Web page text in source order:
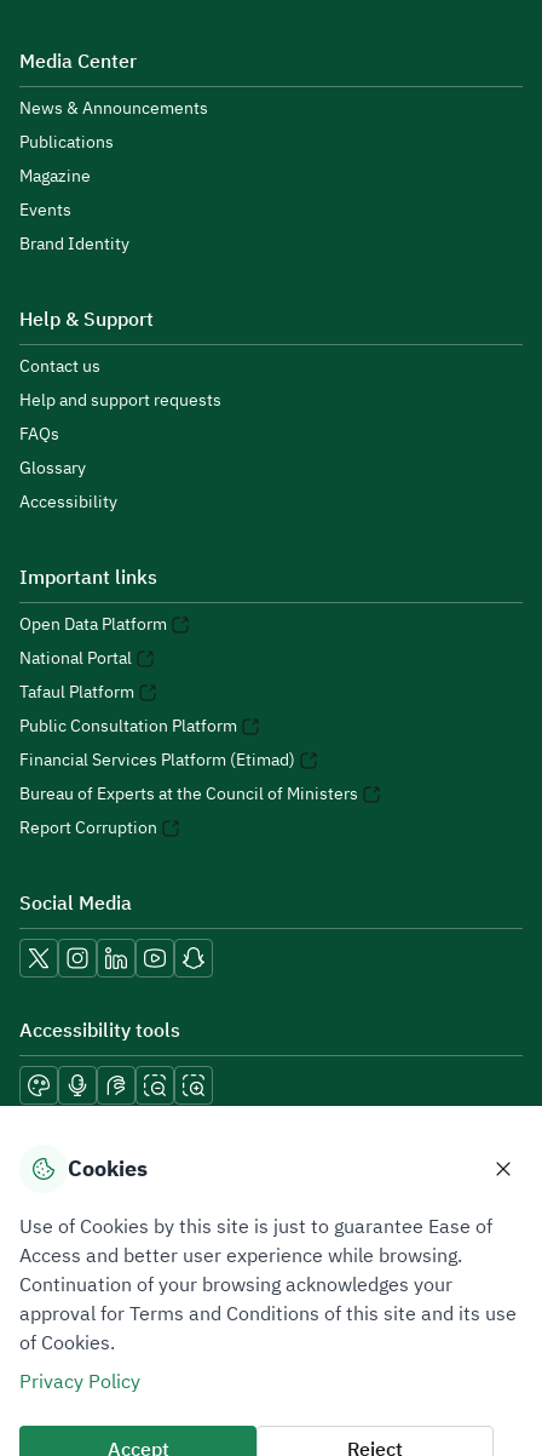
Media Center
News & Announcements
Publications
Magazine
Events
Brand Identity
Help & Support
Contact us
Help and support requests
FAQs
Glossary
Accessibility
Important links
Open Data Platform
National Portal
Tafaul Platform
Public Consultation Platform
Financial Services Platform (Etimad)
Bureau of Experts at the Council of Ministers
Report Corruption
Social Media
Accessibility tools
Download mobile applications
Privacy PolicyTerms of UseSite Map
All rights reserved 2026 © ZATCA.GOV.SA
Developed and Maintained by Zakat, Tax and Customs Authority
Last update for site was
07 August 2026 10:30 AM
Cookies
Use of Cookies by this site is just to guarantee Ease of
Access and better user experience while browsing.
Continuation of your browsing acknowledges your
approval for Terms and Conditions of this site and its use
of Cookies.
Privacy Policy
Accept Reject